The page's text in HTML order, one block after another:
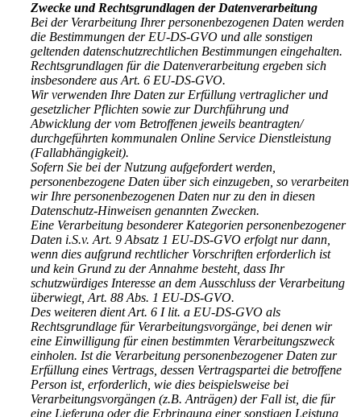
Zwecke und Rechtsgrundlagen der Datenverarbeitung
Bei der Verarbeitung Ihrer personenbezogenen Daten werden
die Bestimmungen der EU-DS-GVO und alle sonstigen
geltenden datenschutzrechtlichen Bestimmungen eingehalten.
Rechtsgrundlagen für die Datenverarbeitung ergeben sich
insbesondere aus Art. 6 EU-DS-GVO.
Wir verwenden Ihre Daten zur Erfüllung vertraglicher und
gesetzlicher Pflichten sowie zur Durchführung und
Abwicklung der vom Betroffenen jeweils beantragten/
durchgeführten kommunalen Online Service Dienstleistung
(Fallabhängigkeit).
Sofern Sie bei der Nutzung aufgefordert werden,
personenbezogene Daten über sich einzugeben, so verarbeiten
wir Ihre personenbezogenen Daten nur zu den in diesen
Datenschutz-Hinweisen genannten Zwecken.
Eine Verarbeitung besonderer Kategorien personenbezogener
Daten i.S.v. Art. 9 Absatz 1 EU-DS-GVO erfolgt nur dann,
wenn dies aufgrund rechtlicher Vorschriften erforderlich ist
und kein Grund zu der Annahme besteht, dass Ihr
schutzwürdiges Interesse an dem Ausschluss der Verarbeitung
überwiegt, Art. 88 Abs. 1 EU-DS-GVO.
Des weiteren dient Art. 6 I lit. a EU-DS-GVO als
Rechtsgrundlage für Verarbeitungsvorgänge, bei denen wir
eine Einwilligung für einen bestimmten Verarbeitungszweck
einholen. Ist die Verarbeitung personenbezogener Daten zur
Erfüllung eines Vertrags, dessen Vertragspartei die betroffene
Person ist, erforderlich, wie dies beispielsweise bei
Verarbeitungsvorgängen (z.B. Anträgen) der Fall ist, die für
eine Lieferung oder die Erbringung einer sonstigen Leistung